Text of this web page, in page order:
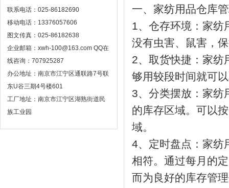
联系电话：025-86182690
移动电话：13376057606
图文传真：025-86182638
企业邮箱：xwh-100@163.com QQ在
线咨询：707925287
办公地址：南京市江宁区通联路7号联
东U谷三期4号楼601
工厂地址：南京市江宁区湖熟街道民
族工业园
一、家纺用品仓库
1、仓存环境：家纺
没有虫害、鼠害，
2、取货快捷：家纺
够用较段时间就可
3、分类摆放：家纺
的库存区域。可以
域。
4、定时盘点：家纺
相符。通过每月的
而为良好的库存管